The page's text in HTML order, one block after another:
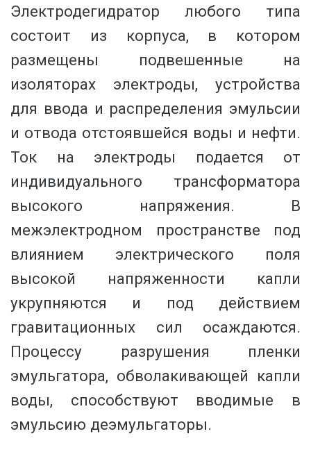
Электродегидратор любого типа
состоит из корпуса, в кото­ром
размещены подвешенные на
изоляторах электроды, уст­ройства
для ввода и распределения эмульсии
и отвода отстояв­шейся воды и нефти.
Ток на электроды подается от
индивиду­ального трансформатора
высокого напряжения. В
межэлектрод­ном пространстве под
влиянием электрического поля
высокой напряженности капли
укрупняются и под действием
гравитаци­онных сил осаждаются.
Процессу разрушения пленки
эмульга­тора, обволакивающей капли
воды, способствуют вводимые в
эмульсию деэмульгаторы.